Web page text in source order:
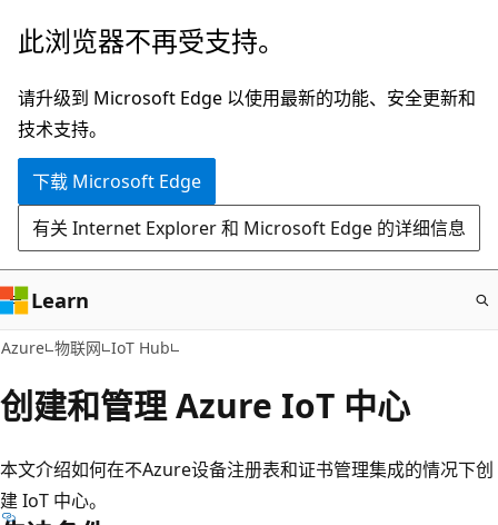
跳
主
要
内
此浏览器不再受支持。
请升级到 Microsoft Edge 以使用最新的功能、安全更新和
技术支持。
下载 Microsoft Edge
有关 Internet Explorer 和 Microsoft Edge 的详细信息
Learn
Azure 物联网 IoT Hub
创建和管理 Azure IoT 中心
本文介绍如何在不Azure设备注册表和证书管理集成的情况下创
建 IoT 中心。